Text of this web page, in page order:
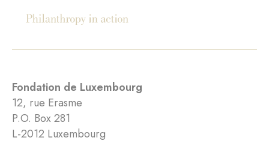
Fondation de Luxembourg
12, rue Erasme
P.O. Box 281
L-2012 Luxembourg